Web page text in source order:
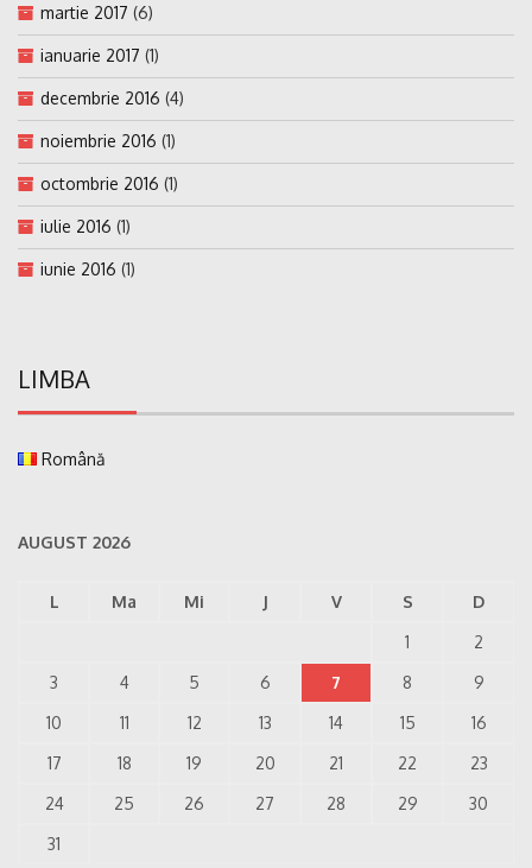
martie 2017 (6)
ianuarie 2017 (1)
decembrie 2016 (4)
noiembrie 2016 (1)
octombrie 2016 (1)
iulie 2016 (1)
iunie 2016 (1)
LIMBA
Română
AUGUST 2026
L Ma Mi J V S
D
1
2
3
4 5 6 7 8
9
10
11 12 13 14 15
16
17
18 19 20 21 22
23
24
25 26 27 28 29
30
31